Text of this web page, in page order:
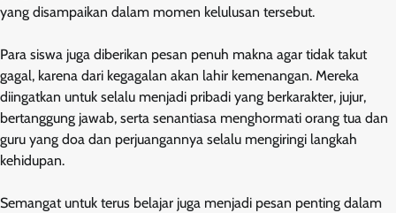
yang disampaikan dalam momen kelulusan tersebut.
Para siswa juga diberikan pesan penuh makna agar tidak takut
gagal, karena dari kegagalan akan lahir kemenangan. Mereka
diingatkan untuk selalu menjadi pribadi yang berkarakter, jujur,
bertanggung jawab, serta senantiasa menghormati orang tua dan
guru yang doa dan perjuangannya selalu mengiringi langkah
kehidupan.
Semangat untuk terus belajar juga menjadi pesan penting dalam